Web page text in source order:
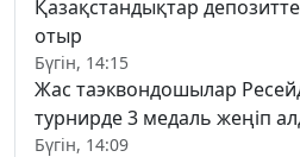
Қазақстандықтар
отыр
Бүгін, 14:15
Жас таэквондошылар
турнирде 3 медаль жеңіп
Бүгін, 14:09